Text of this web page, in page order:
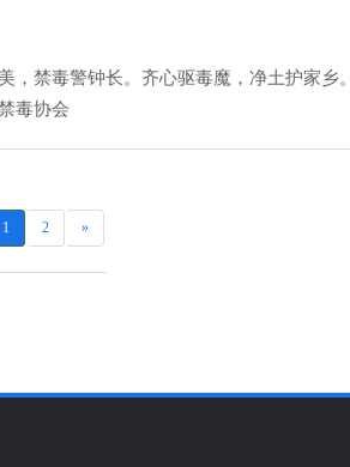
禁毒警钟长。齐心驱毒魔，净土护家
毒协会
1 2 »